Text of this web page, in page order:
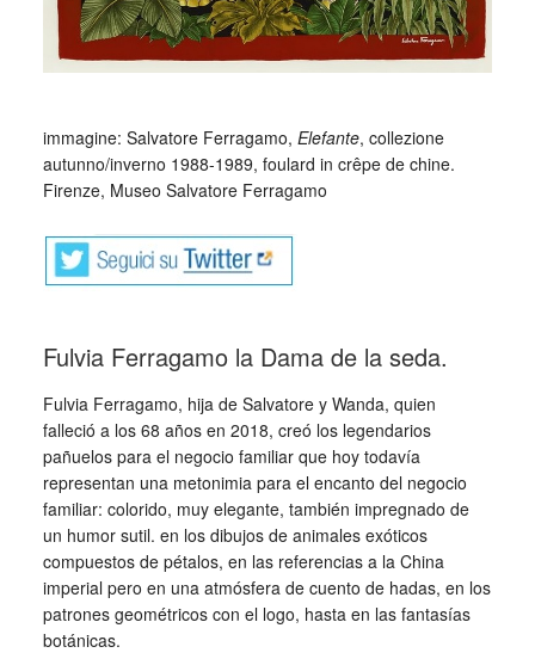
immagine: Salvatore Ferragamo, Elefante, collezione
autunno/inverno 1988-1989, foulard in crêpe de chine.
Firenze, Museo Salvatore Ferragamo
Fulvia Ferragamo la Dama de la seda.
Fulvia Ferragamo, hija de Salvatore y Wanda, quien
falleció a los 68 años en 2018, creó los legendarios
pañuelos para el negocio familiar que hoy todavía
representan una metonimia para el encanto del negocio
familiar: colorido, muy elegante, también impregnado de
un humor sutil. en los dibujos de animales exóticos
compuestos de pétalos, en las referencias a la China
imperial pero en una atmósfera de cuento de hadas, en los
patrones geométricos con el logo, hasta en las fantasías
botánicas.